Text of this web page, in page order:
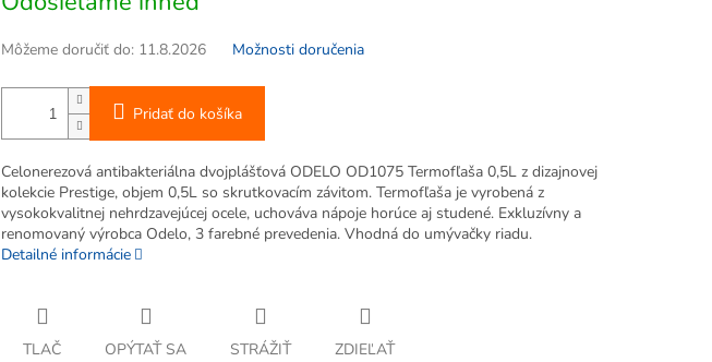
cena:
Môžeme doručiť do: 11.8.2026 Možnosti doručenia
Pridať do košíka
Celonerezová antibakteriálna dvojplášťová ODELO OD1075 Termofľaša 0,5L z dizajnovej
kolekcie Prestige, objem 0,5L so skrutkovacím závitom. Termofľaša je vyrobená z
vysokokvalitnej nehrdzavejúcej ocele, uchováva nápoje horúce aj studené. Exkluzívny a
renomovaný výrobca Odelo, 3 farebné prevedenia. Vhodná do umývačky riadu.
Detailné informácie
TLAČ OPÝTAŤ SA STRÁŽIŤ ZDIEĽAŤ